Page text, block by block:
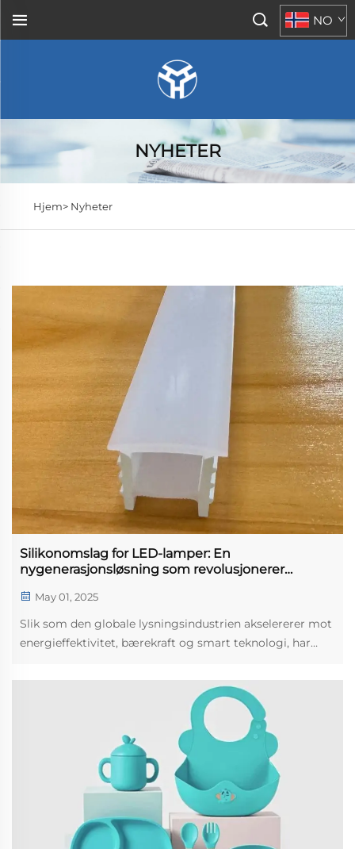
NO
NYHETER
Hjem> Nyheter
Silikonomslag for LED-lamper: En
nygenerasjonsløsning som revolusjonerer
May 01, 2025
Slik som den globale lysningsindustrien akselererer mot
energieffektivitet, bærekraft og smart teknologi, har
produkt, og trekker oppmerksomhet over hele
industrielle, kommersielle og forbrukermarkedene med...